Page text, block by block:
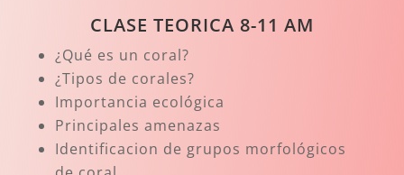
CLASE TEORICA 8-11 AM
¿Qué es un coral?
¿Tipos de corales?
Importancia ecológica
Principales amenazas
Identificacion de grupos morfológicos